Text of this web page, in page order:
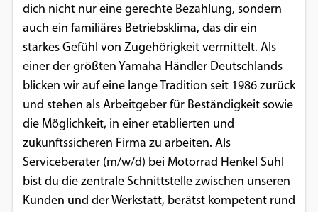
dich nicht nur eine gerechte Bezahlung, sondern
auch ein familiäres Betriebsklima, das dir ein
starkes Gefühl von Zugehörigkeit vermittelt. Als
einer der größten Yamaha Händler Deutschlands
blicken wir auf eine lange Tradition seit 1986 zurück
und stehen als Arbeitgeber für Beständigkeit sowie
die Möglichkeit, in einer etablierten und
zukunftssicheren Firma zu arbeiten. Als
Serviceberater (m/w/d) bei Motorrad Henkel Suhl
bist du die zentrale Schnittstelle zwischen unseren
Kunden und der Werkstatt, berätst kompetent rund